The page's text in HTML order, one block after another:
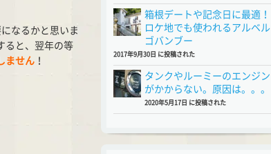
なるかと思いま
ると、翌年の等
ません ！
箱根デートや記念日に最適！
ロケ地でも使われるアルベル
ゴバンブー
2017年9月30日 に投稿された
タンクやルーミーのエンジン
がかからない。原因は。。。
2020年5月17日 に投稿された